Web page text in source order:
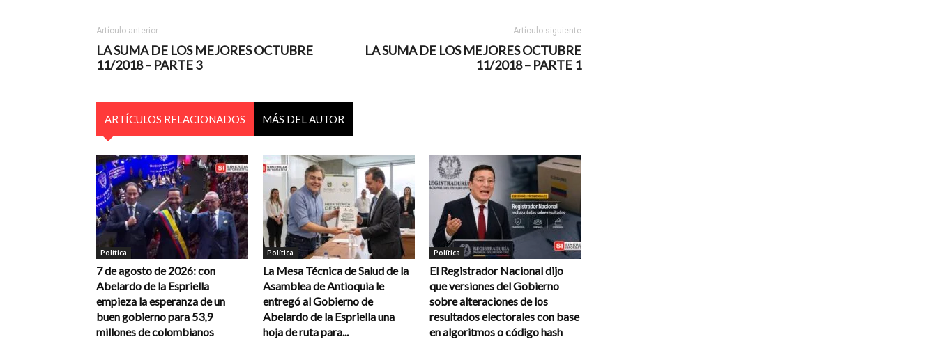
Artículo anterior
LA SUMA DE LOS MEJORES OCTUBRE
11/2018 – PARTE 3
Artículo siguiente
LA SUMA DE LOS MEJORES OCTUBRE
11/2018 – PARTE 1
ARTÍCULOS RELACIONADOS MÁS DEL AUTOR
Política
7 de agosto de 2026: con
Abelardo de la Espriella
empieza la esperanza de un
buen gobierno para 53,9
millones de colombianos
Política
La Mesa Técnica de Salud de la
Asamblea de Antioquia le
entregó al Gobierno de
Abelardo de la Espriella una
hoja de ruta para...
Política
El Registrador Nacional dijo
que versiones del Gobierno
sobre alteraciones de los
resultados electorales con base
en algoritmos o código hash